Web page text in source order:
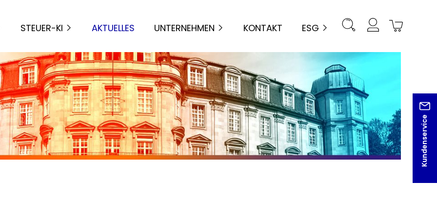
STEUER-KI AKTUELLES UNTERNEHMEN KONTAKT ESG
Kundenservice